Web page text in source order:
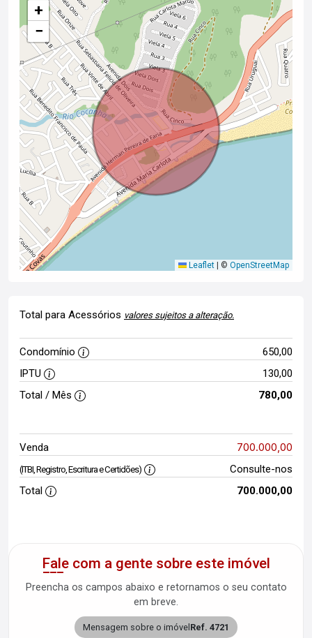
+
−
Leaflet | © OpenStreetMap
Total para Acessórios valores sujeitos a alteração.
Condomínio
650,00
IPTU
130,00
Total / Mês
780,00
Venda 700.000,00
(ITBI, Registro, Escritura e Certidões)
Consulte-nos
Total
700.000,00
Fale com a gente sobre este imóvel
Preencha os campos abaixo e retornamos o seu contato
em breve.
Mensagem sobre o imóvelRef. 4721